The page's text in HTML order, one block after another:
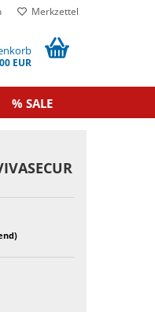
Merkzettel
EUR
% SALE